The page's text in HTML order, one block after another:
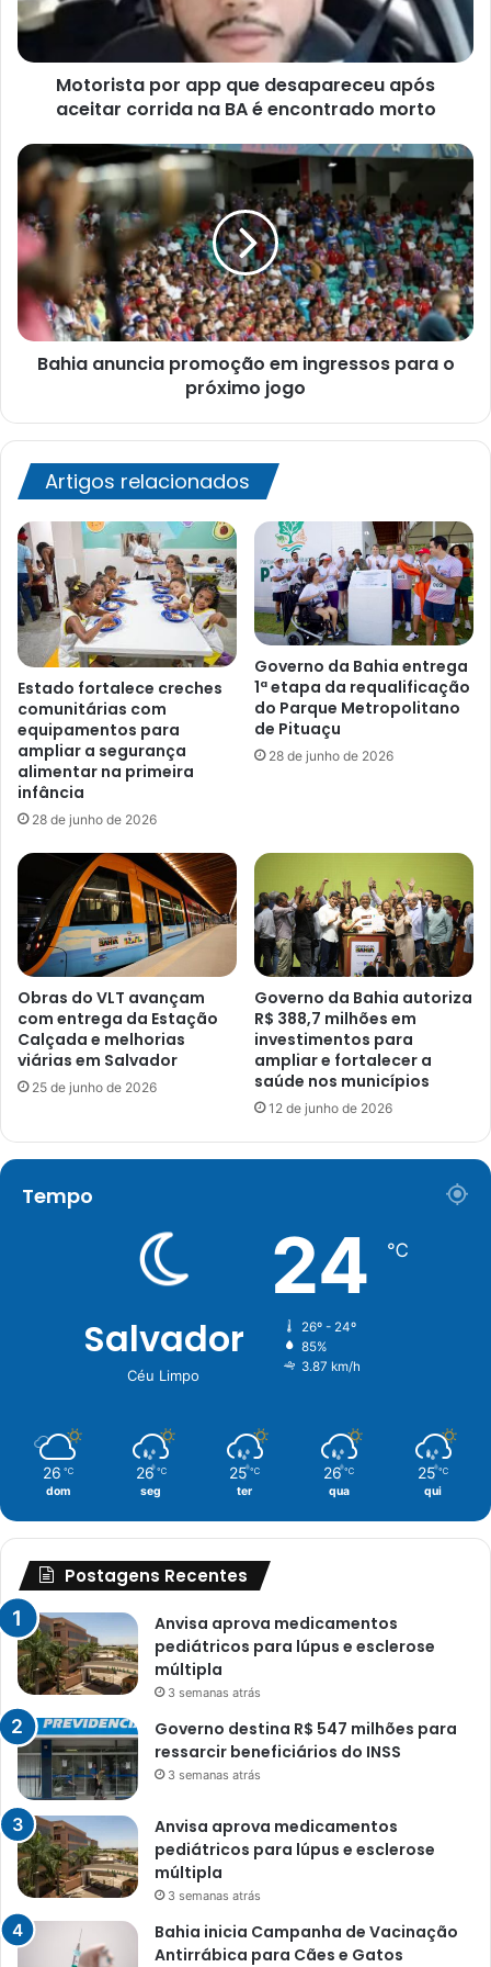
aceitar
corrida
na
morto
Motorista por app que desapareceu após
aceitar corrida na BA é encontrado morto
Bahia
anuncia
promoção
em
ingressos
para
o
próximo
jogo
Bahia anuncia promoção em ingressos para o
próximo jogo
Artigos relacionados
Estado fortalece creches
comunitárias com
equipamentos para
ampliar a segurança
alimentar na primeira
infância
28 de junho de 2026
Governo da Bahia entrega
1ª etapa da requalificação
do Parque Metropolitano
de Pituaçu
28 de junho de 2026
Obras do VLT avançam
com entrega da Estação
Calçada e melhorias
viárias em Salvador
25 de junho de 2026
Governo da Bahia autoriza
R$ 388,7 milhões em
investimentos para
ampliar e fortalecer a
saúde nos municípios
12 de junho de 2026
Tempo
Salvador
Céu Limpo
24 ℃
26º - 24º
85%
3.87 km/h
26 ℃
dom
26 ℃
seg
25 ℃
ter
26 ℃
qua
25 ℃
qui
Postagens Recentes
Anvisa aprova medicamentos
pediátricos para lúpus e esclerose
múltipla
3 semanas atrás
Governo destina R$ 547 milhões para
ressarcir beneficiários do INSS
3 semanas atrás
Anvisa aprova medicamentos
pediátricos para lúpus e esclerose
múltipla
3 semanas atrás
Bahia inicia Campanha de Vacinação
Antirrábica para Cães e Gatos